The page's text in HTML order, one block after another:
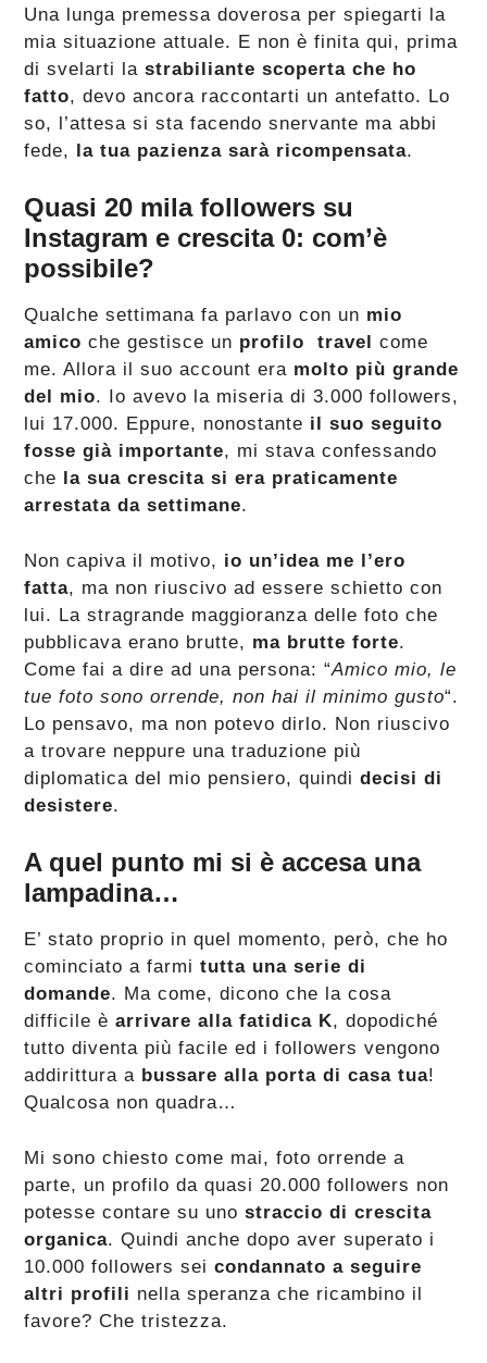
Una lunga premessa doverosa per spiegarti la
mia situazione attuale. E non è finita qui, prima
di svelarti la strabiliante scoperta che ho
fatto, devo ancora raccontarti un antefatto. Lo
so, l’attesa si sta facendo snervante ma abbi
fede, la tua pazienza sarà ricompensata.
Quasi 20 mila followers su
Instagram e crescita 0: com’è
possibile?
Qualche settimana fa parlavo con un mio
amico che gestisce un profilo travel come
me. Allora il suo account era molto più grande
del mio. Io avevo la miseria di 3.000 followers,
lui 17.000. Eppure, nonostante il suo seguito
fosse già importante, mi stava confessando
che la sua crescita si era praticamente
arrestata da settimane.
Non capiva il motivo, io un’idea me l’ero
fatta, ma non riuscivo ad essere schietto con
lui. La stragrande maggioranza delle foto che
pubblicava erano brutte, ma brutte forte.
Come fai a dire ad una persona: “Amico mio, le
tue foto sono orrende, non hai il minimo gusto“.
Lo pensavo, ma non potevo dirlo. Non riuscivo
a trovare neppure una traduzione più
diplomatica del mio pensiero, quindidecisi di
desistere.
A quel punto mi si è accesa una
lampadina…
E’ stato proprio in quel momento, però, che ho
cominciato a farmitutta una serie di
domande. Ma come, dicono che la cosa
difficile èarrivare alla fatidica K, dopodiché
tutto diventa più facile ed i followers vengono
addirittura a bussare alla porta di casa tua!
Qualcosa non quadra…
Mi sono chiesto come mai, foto orrende a
parte, un profilo da quasi 20.000 followers non
potesse contare su unostraccio di crescita
organica. Quindi anche dopo aver superato i
10.000 followers sei condannato a seguire
altri profili nella speranza che ricambino il
favore? Che tristezza.